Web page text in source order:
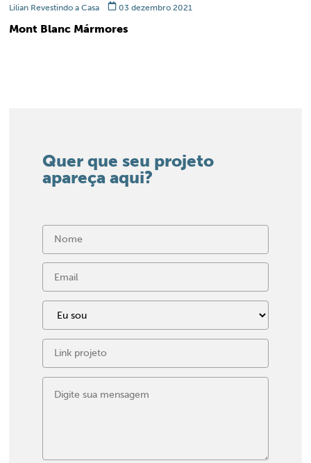
Lilian Revestindo a Casa 03 dezembro 2021
Mont Blanc Mármores
Quer que seu projeto
apareça aqui?